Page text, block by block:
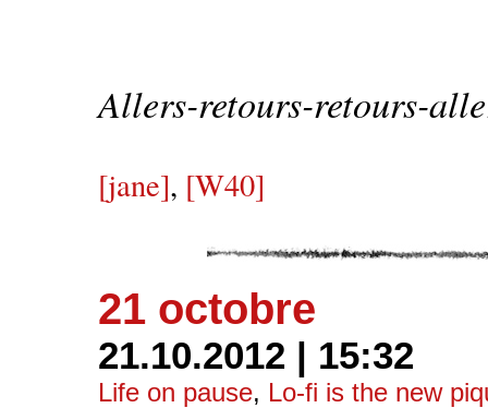
Allers-retours-retours-
[jane], [W40]
21 octobre
21.10.2012 | 15:32
Life on pause, Lo-fi is the new